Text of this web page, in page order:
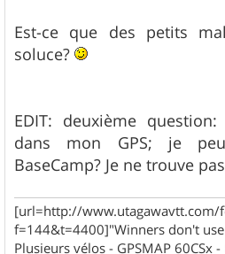
Est-ce que des petits
soluce?
EDIT: deuxième
dans mon GPS; je
BaseCamp? Je ne trouve
[url=http://www.utagawavtt.com/
f=144&t=4400]"Winners don't
Plusieurs vélos - GPSMAP 60CSx